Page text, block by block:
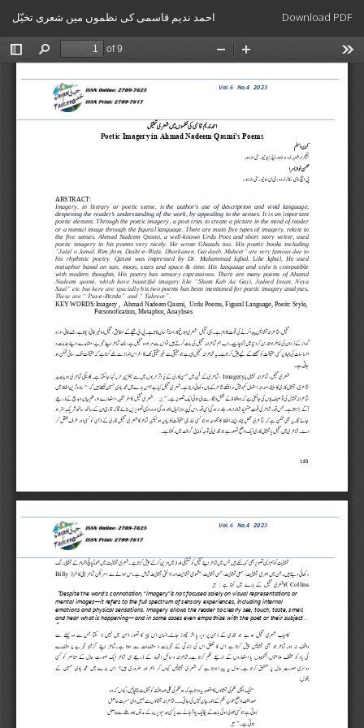
Article
Details
احمد ندیم قاسمی کی نظموں میں شعری تخیّل Download
Download PDF